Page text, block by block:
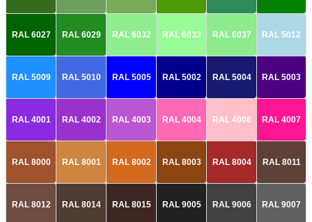
RAL 6027 RAL 6029 RAL 6032 RAL 6033 RAL 6037 RAL 5012
RAL 5009 RAL 5010 RAL 5005 RAL 5002 RAL 5004 RAL 5003
RAL 4001 RAL 4002 RAL 4003 RAL 4004 RAL 4006 RAL 4007
RAL 8000 RAL 8001 RAL 8002 RAL 8003 RAL 8004 RAL 8011
RAL 8012 RAL 8014 RAL 8015 RAL 9005 RAL 9006 RAL 9007